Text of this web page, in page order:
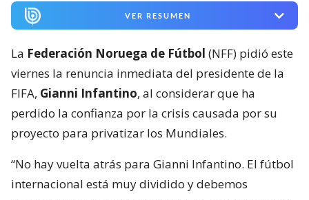
VER RESUMEN
La Federación Noruega de Fútbol (NFF) pidió este
viernes la renuncia inmediata del presidente de la
FIFA, Gianni Infantino, al considerar que ha
perdido la confianza por la crisis causada por su
proyecto para privatizar los Mundiales.
“No hay vuelta atrás para Gianni Infantino. El fútbol
internacional está muy dividido y debemos